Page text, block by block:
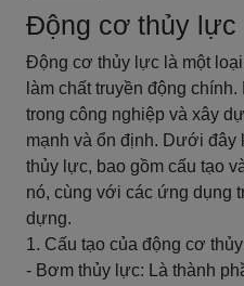
Động cơ thủy lực
Động cơ thủy lực là một
làm chất truyền động
trong công nghiệp và xây
mạnh và ổn định. Dưới
thủy lực, bao gồm cấu tạo
nó, cùng với các ứng dụng
dựng.
1. Cấu tạo của động cơ
- Bơm thủy lực: Là thành